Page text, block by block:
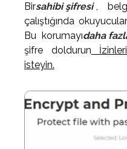
Birsahibi şifresi ,
çalıştığında
Bu korumayıdaha
şifre doldurun
isteyin.